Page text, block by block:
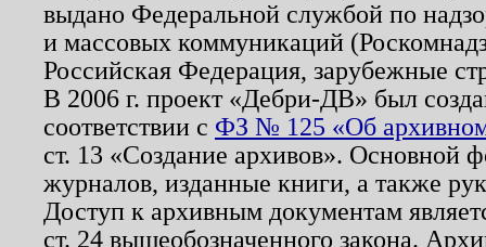
выдано Федеральной службой по
и массовых коммуникаций
Российская Федерация, зарубежные
В 2006 г. проект «Дебри-ДВ» был
соответствии с ФЗ № 125 «Об
ст. 13 «Создание архивов». Основной
журналов, изданные книги, а также
Доступ к архивным документам
ст. 24 вышеобозначенного закона.